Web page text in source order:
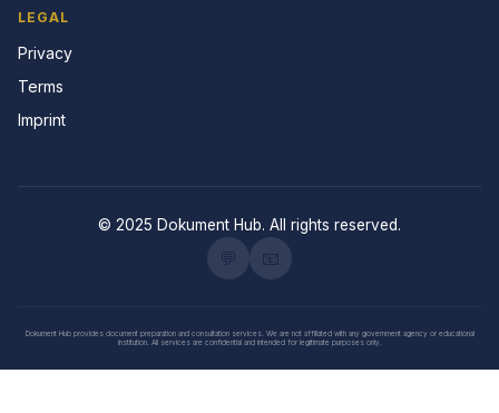
LEGAL
Privacy
Terms
Imprint
© 2025 Dokument Hub. All rights reserved.
Dokument Hub provides document preparation and consultation services. We are not affiliated with any government agency or educational
institution. All services are confidential and intended for legitimate purposes only.